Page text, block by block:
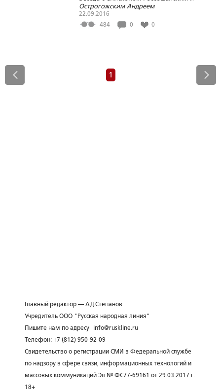
Острогожским Андреем
22.09.2016
484
0 0
1
Главный редактор — А.Д.Степанов
Учредитель ООО "Русская народная линия"
Пишите нам по адресу
info@ruskline.ru
Телефон: +7 (812) 950-92-09
Свидетельство о регистрации СМИ в Федеральной службе
по надзору в сфере связи, информационных технологий и
массовых коммуникаций Эл № ФС77-69161 от 29.03.2017 г.
18+